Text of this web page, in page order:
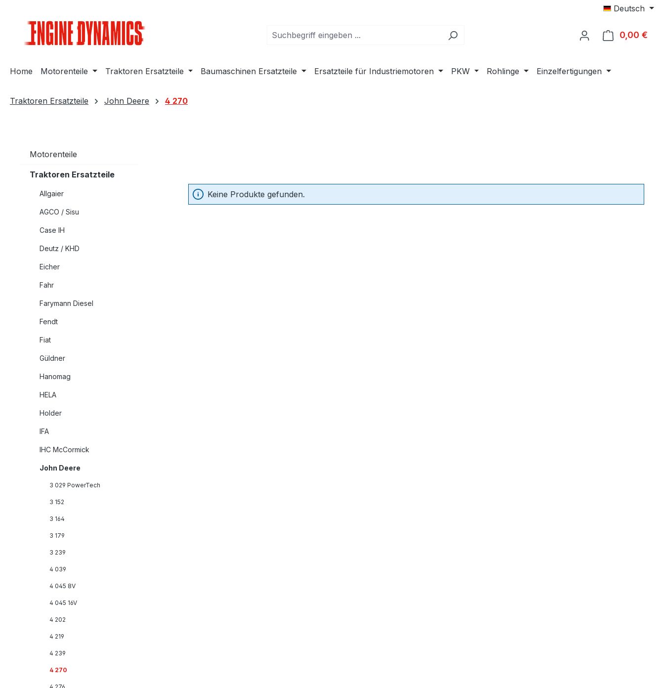
Deutsch
0,00 €
Home Motorenteile Traktoren Ersatzteile Baumaschinen Ersatzteile Ersatzteile für Industriemotoren PKW Rohlinge Einzelfertigungen
Traktoren Ersatzteile John Deere 4 270
Motorenteile
Traktoren Ersatzteile
Allgaier
AGCO / Sisu
Case IH
Deutz / KHD
Eicher
Fahr
Farymann Diesel
Fendt
Fiat
Güldner
Hanomag
HELA
Holder
IFA
IHC McCormick
John Deere
3 029 PowerTech
3 152
3 164
3 179
3 239
4 039
4 045 8V
4 045 16V
4 202
4 219
4 239
4 270
Keine Produkte gefunden.